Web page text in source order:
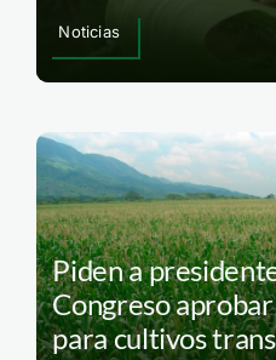
Noticias
Piden a
Congreso
para cultivos